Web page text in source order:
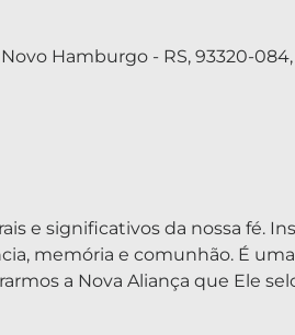
Hamburgo - RS, 93320-084,
e significativos da nossa fé.
memória e comunhão. É
a Nova Aliança que Ele